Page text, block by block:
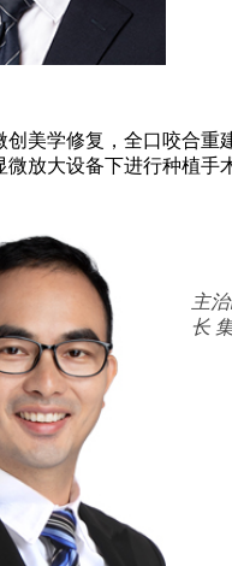
创美学修复，全口咬合重
微放大设备下进行种植手
主
长